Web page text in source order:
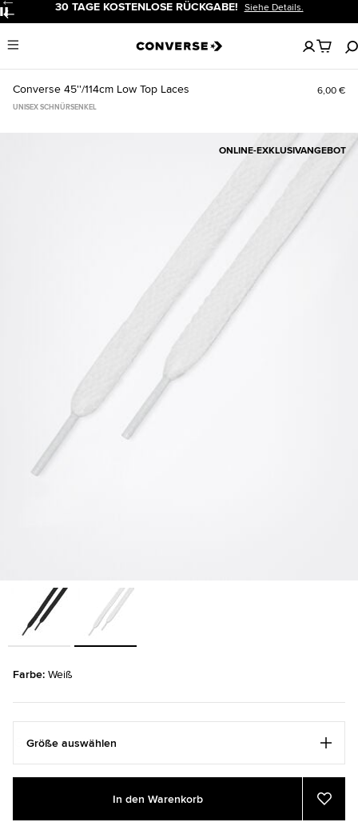
Pause 30 TAGE KOSTENLOSE RÜCKGABE! Siehe Details.
Menu
Keine
artikel
in
Converse 45''/114cm Low Top Laces 6,00 €
UNISEX SCHNÜRSENKEL
ONLINE-EXKLUSIVANGEBOT
Farbe: Weiß
Größe auswählen
Add
Product
In den Warenkorb
Zu